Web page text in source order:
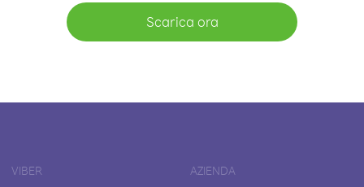
Scarica ora
VIBER AZIENDA